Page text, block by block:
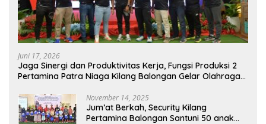
Juni 17, 2026
Jaga Sinergi dan Produktivitas Kerja, Fungsi Produksi 2
Pertamina Patra Niaga Kilang Balongan Gelar Olahraga
November 14, 2025
Jum’at Berkah, Security Kilang
Pertamina Balongan Santuni 50 anak